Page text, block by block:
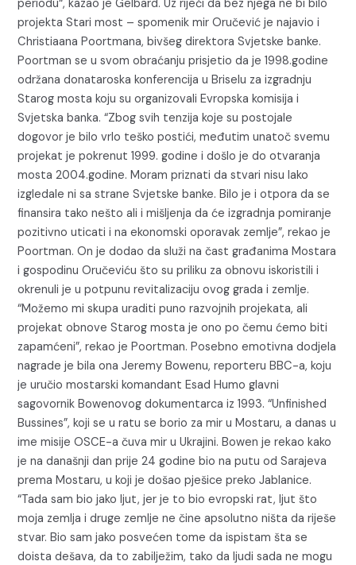
periodu“, kazao je Gelbard. Uz riječi da bez njega ne bi bilo
projekta Stari most – spomenik mir Oručević je najavio i
Christiaana Poortmana, bivšeg direktora Svjetske banke.
Poortman se u svom obraćanju prisjetio da je 1998.godine
održana donataroska konferencija u Briselu za izgradnju
Starog mosta koju su organizovali Evropska komisija i
Svjetska banka. “Zbog svih tenzija koje su postojale
dogovor je bilo vrlo teško postići, međutim unatoč svemu
projekat je pokrenut 1999. godine i došlo je do otvaranja
mosta 2004.godine. Moram priznati da stvari nisu lako
izgledale ni sa strane Svjetske banke. Bilo je i otpora da se
finansira tako nešto ali i mišljenja da će izgradnja pomiranje
pozitivno uticati i na ekonomski oporavak zemlje”, rekao je
Poortman. On je dodao da služi na čast građanima Mostara
i gospodinu Oručeviću što su priliku za obnovu iskoristili i
okrenuli je u potpunu revitalizaciju ovog grada i zemlje.
“Možemo mi skupa uraditi puno razvojnih projekata, ali
projekat obnove Starog mosta je ono po čemu ćemo biti
zapamćeni”, rekao je Poortman. Posebno emotivna dodjela
nagrade je bila ona Jeremy Bowenu, reporteru BBC-a, koju
je uručio mostarski komandant Esad Humo glavni
sagovornik Bowenovog dokumentarca iz 1993. “Unfinished
Bussines”, koji se u ratu se borio za mir u Mostaru, a danas u
ime misije OSCE-a čuva mir u Ukrajini. Bowen je rekao kako
je na današnji dan prije 24 godine bio na putu od Sarajeva
prema Mostaru, u koji je došao pješice preko Jablanice.
“Tada sam bio jako ljut, jer je to bio evropski rat, ljut što
moja zemlja i druge zemlje ne čine apsolutno ništa da riješe
stvar. Bio sam jako posvećen tome da ispistam šta se
doista dešava, da to zabilježim, tako da ljudi sada ne mogu